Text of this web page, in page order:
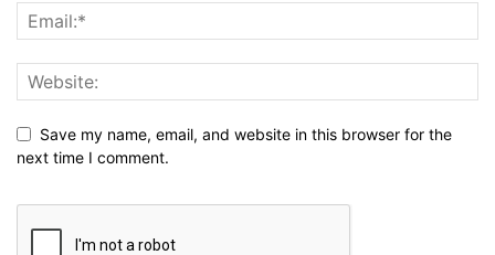
Save my name, email, and website in this browser for the
next time I comment.